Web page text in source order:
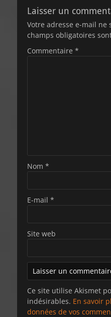
Laisser un
Votre adresse e-mail ne
champs obligatoires
Commentaire *
Nom *
E-mail *
Site web
Ce site utilise Akismet
indésirables. En savoir
données de vos